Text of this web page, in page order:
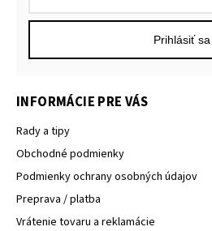
Prihlásiť sa
INFORMÁCIE PRE VÁS
Rady a tipy
Obchodné podmienky
Podmienky ochrany osobných údajov
Preprava / platba
Vrátenie tovaru a reklamácie